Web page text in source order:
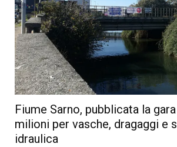
Fiume Sarno, pubblicata la
milioni per vasche, dragaggi e
idraulica